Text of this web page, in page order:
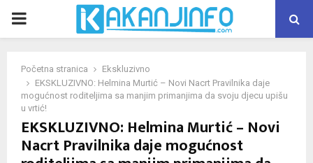
PRIMARY
Početna stranica
Ekskluzivno
EKSKLUZIVNO: Helmina Murtić – Novi Nacrt Pravilnika daje
mogućnost roditeljima sa manjim primanjima da svoju djecu upišu
u vrtić!
EKSKLUZIVNO: Helmina Murtić – Novi
Nacrt Pravilnika daje mogućnost